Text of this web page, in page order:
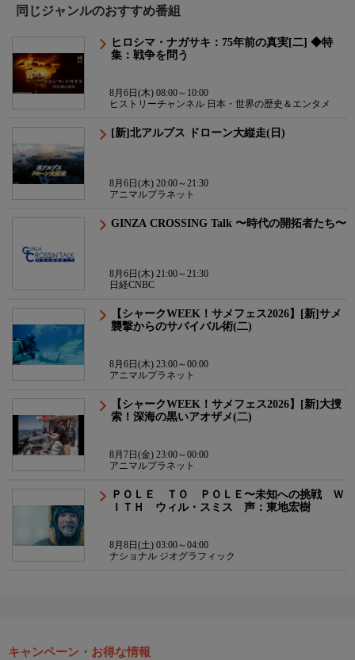
同じジャンルのおすすめ番組
ヒロシマ・ナガサキ：75年前の真実[二] ◆特
集：戦争を問う
8月6日(木) 08:00～10:00
ヒストリーチャンネル 日本・世界の歴史＆エンタメ
[新]北アルプス ドローン大縦走(日)
8月6日(木) 20:00～21:30
アニマルプラネット
GINZA CROSSING Talk 〜時代の開拓者たち〜
8月6日(木) 21:00～21:30
日経CNBC
【シャークWEEK！サメフェス2026】[新]サメ
襲撃からのサバイバル術(二)
8月6日(木) 23:00～00:00
アニマルプラネット
【シャークWEEK！サメフェス2026】[新]大捜
索！深海の黒いアオザメ(二)
8月7日(金) 23:00～00:00
アニマルプラネット
ＰＯＬＥ ＴＯ ＰＯＬＥ〜未知への挑戦 Ｗ
ＩＴＨ ウィル・スミス 声：東地宏樹
8月8日(土) 03:00～04:00
ナショナル ジオグラフィック
キャンペーン・お得な情報